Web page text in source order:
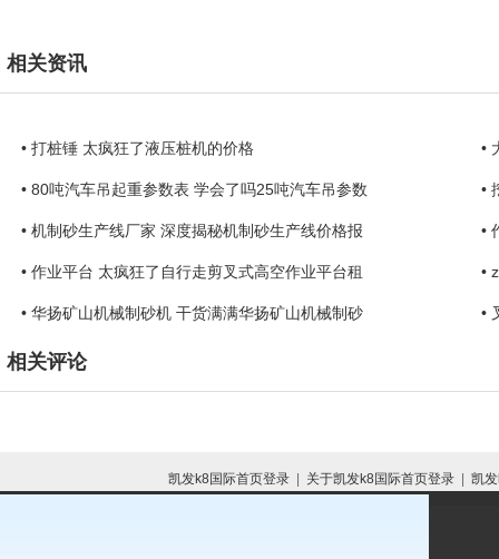
相关资讯
• 打桩锤 太疯狂了液压桩机的价格 •
• 80吨汽车吊起重参数表 学会了吗25吨汽车吊参数 •
• 机制砂生产线厂家 深度揭秘机制砂生产线价格报 •
• 作业平台 太疯狂了自行走剪叉式高空作业平台租 •
• 华扬矿山机械制砂机 干货满满华扬矿山机械制砂 •
相关评论
凯发k8国际首页登录 | 关于凯发k8国际首页登录 | 凯